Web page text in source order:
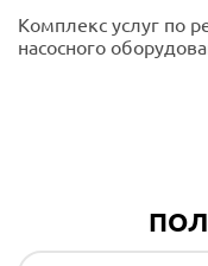
Комплекс услуг по
насосного